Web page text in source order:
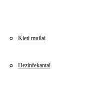
Kieti muilai
Dezinfekantai